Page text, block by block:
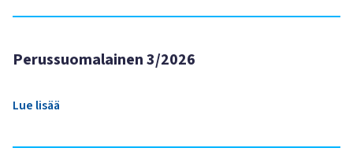
Perussuomalainen 3/2026
Lue lisää